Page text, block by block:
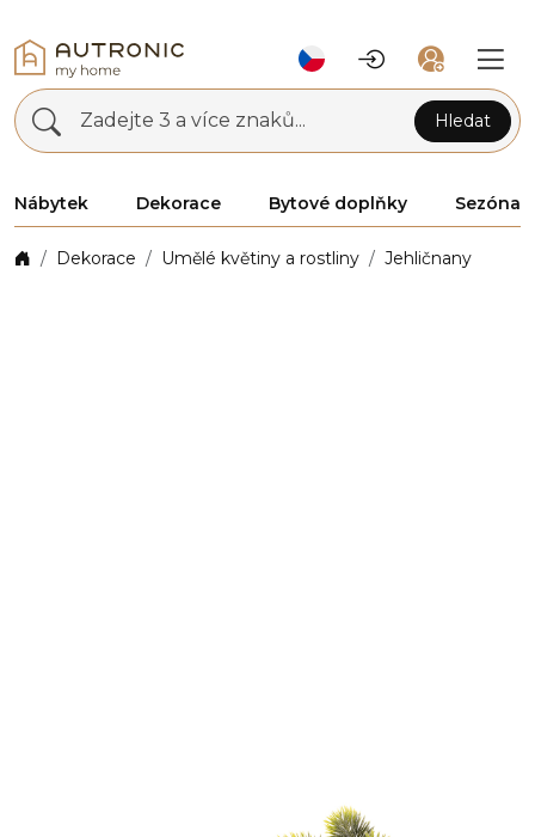
Zadejte 3 a více znaků... Hledat
Nábytek Dekorace Bytové doplňky Sezóna
Dekorace Umělé květiny a rostliny Jehličnany